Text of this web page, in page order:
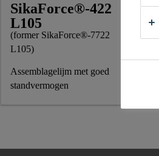
SikaForce®-422
L105
(former SikaForce®-7722
L105)
Assemblagelijm met goed
standvermogen